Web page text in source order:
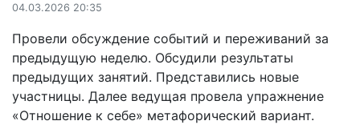
04.03.2026 20:35
Провели обсуждение событий и переживаний за
предыдущую неделю. Обсудили результаты
предыдущих занятий. Представились новые
участницы. Далее ведущая провела упражнение
«Отношение к себе» метафорический вариант.